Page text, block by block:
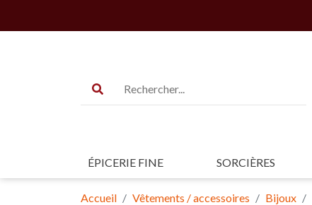
ÉPICERIE FINE SORCIÈRES
Accueil Vêtements / accessoires Bijoux